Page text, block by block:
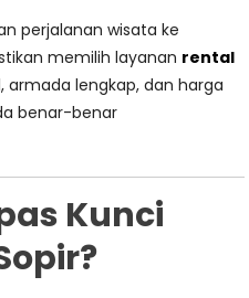
perjalanan wisata ke
memilih layanan rental
armada lengkap, dan harga
benar-benar
Kunci